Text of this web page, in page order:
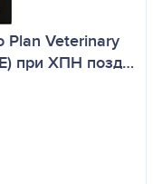
Plan Veterinary
при ХПН позд…